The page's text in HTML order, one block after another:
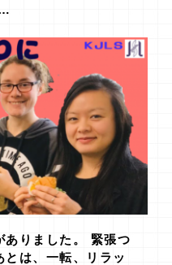
ありました。 緊張つ
は、一転、リラッ